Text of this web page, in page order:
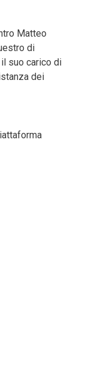
Matteo
di
suo carico di
dei